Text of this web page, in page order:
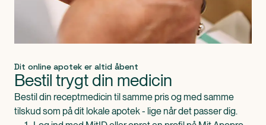
Dit online apotek er altid åbent
Bestil trygt din medicin
Bestil din receptmedicin til samme pris og med samme
tilskud som på dit lokale apotek - lige når det passer dig.